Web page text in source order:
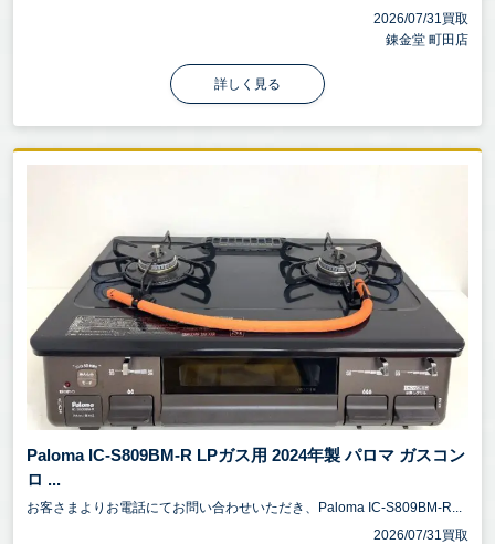
2026/07/31買取
錬金堂 町田店
詳しく見る
Paloma IC-S809BM-R LPガス用 2024年製 パロマ ガスコン
ロ ...
お客さまよりお電話にてお問い合わせいただき、Paloma IC-S809BM-R...
2026/07/31買取